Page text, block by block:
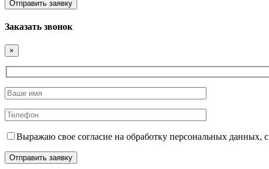
Заказать звонок
×
Выражаю свое согласие на обработку персональных данных, с